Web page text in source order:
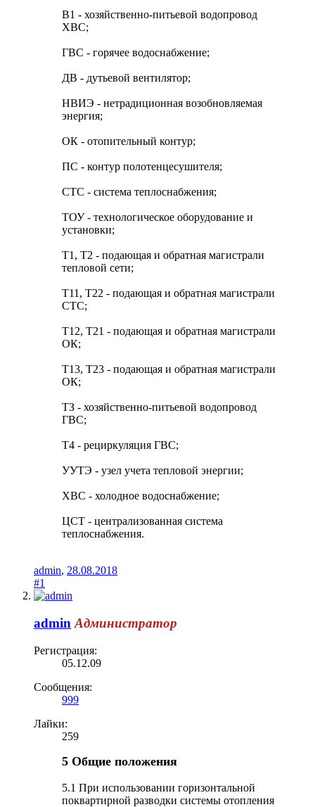
В1 - хозяйственно-питьевой водопровод
ХВС;
ГВС - горячее водоснабжение;
ДВ - дутьевой вентилятор;
НВИЭ - нетрадиционная возобновляемая
энергия;
ОК - отопительный контур;
ПС - контур полотенцесушителя;
СТС - система теплоснабжения;
ТОУ - технологическое оборудование и
установки;
Т1, Т2 - подающая и обратная магистрали
тепловой сети;
Т11, Т22 - подающая и обратная магистрали
СТС;
Т12, Т21 - подающая и обратная магистрали
ОК;
Т13, Т23 - подающая и обратная магистрали
ОК;
ТЗ - хозяйственно-питьевой водопровод
ГВС;
Т4 - рециркуляция ГВС;
УУТЭ - узел учета тепловой энергии;
ХВС - холодное водоснабжение;
ЦСТ - централизованная система
теплоснабжения.
admin, 28.08.2018
#1
admin Администратор
Регистрация:
05.12.09
Сообщения:
999
Лайки:
259
5 Общие положения
5.1 При использовании горизонтальной
поквартирной разводки системы отопления